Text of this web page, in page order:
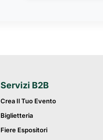
Servizi B2B
Crea Il Tuo Evento
Biglietteria
Fiere Espositori